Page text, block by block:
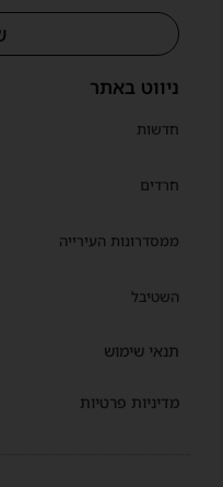
ניווט באתר
חדשות
חרדים
ממסדרונות העירייה
השטיבל
תנאי שימוש
מדיניות פרטיות